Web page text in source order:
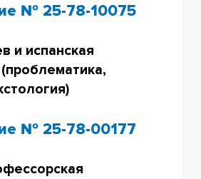
№ 25-78-10075
и испанская
№ 25-78-00177